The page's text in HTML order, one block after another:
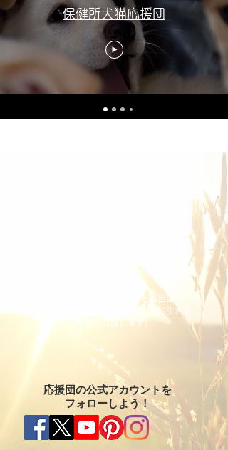
保健所犬猫応援団
犬猫の幸せは大切な家族との出逢い
単に生かされるのではなく、共に生きる
社会を目指します。
応援団の公式アカウントを
フォローしよう！